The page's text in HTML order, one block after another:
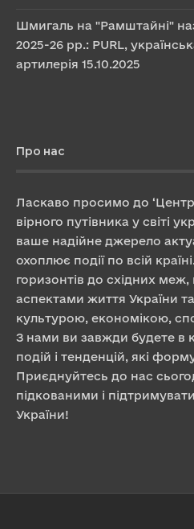
Шмигаль на "Рамштайні"
2025-26 рр.: PURL,
артилерія 15.10.2025
Про нас
Ласкаво просимо до ‘Центр
вірного путівника у світі
ваше надійне джерело
охоплює події по всій
горизонтів до східних
аспектами життя України
культурою, економікою,
З нами ви завжди будете в
подій і тенденцій, які
Приєднуйтесь до нас
підкованими і
України!